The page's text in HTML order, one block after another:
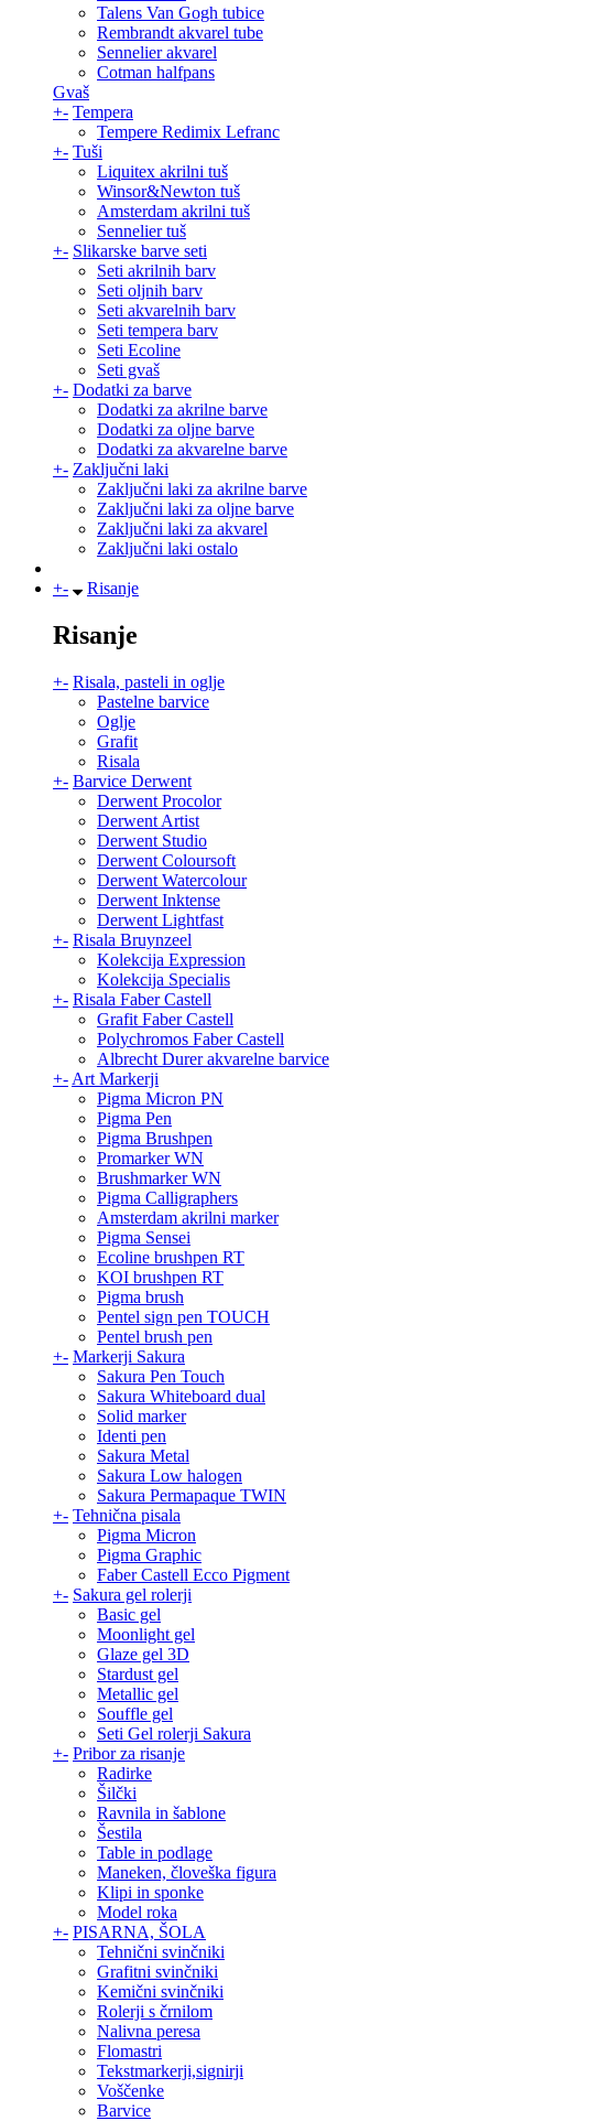
Talens Van Gogh tubice
Rembrandt akvarel tube
Sennelier akvarel
Cotman halfpans
Gvaš
+- Tempera
Tempere Redimix Lefranc
+- Tuši
Liquitex akrilni tuš
Winsor&Newton tuš
Amsterdam akrilni tuš
Sennelier tuš
+- Slikarske barve seti
Seti akrilnih barv
Seti oljnih barv
Seti akvarelnih barv
Seti tempera barv
Seti Ecoline
Seti gvaš
+- Dodatki za barve
Dodatki za akrilne barve
Dodatki za oljne barve
Dodatki za akvarelne barve
+- Zaključni laki
Zaključni laki za akrilne barve
Zaključni laki za oljne barve
Zaključni laki za akvarel
Zaključni laki ostalo
+- Risanje
Risanje
+- Risala, pasteli in oglje
Pastelne barvice
Oglje
Grafit
Risala
+- Barvice Derwent
Derwent Procolor
Derwent Artist
Derwent Studio
Derwent Coloursoft
Derwent Watercolour
Derwent Inktense
Derwent Lightfast
+- Risala Bruynzeel
Kolekcija Expression
Kolekcija Specialis
+- Risala Faber Castell
Grafit Faber Castell
Polychromos Faber Castell
Albrecht Durer akvarelne barvice
+- Art Markerji
Pigma Micron PN
Pigma Pen
Pigma Brushpen
Promarker WN
Brushmarker WN
Pigma Calligraphers
Amsterdam akrilni marker
Pigma Sensei
Ecoline brushpen RT
KOI brushpen RT
Pigma brush
Pentel sign pen TOUCH
Pentel brush pen
+- Markerji Sakura
Sakura Pen Touch
Sakura Whiteboard dual
Solid marker
Identi pen
Sakura Metal
Sakura Low halogen
Sakura Permapaque TWIN
+- Tehnična pisala
Pigma Micron
Pigma Graphic
Faber Castell Ecco Pigment
+- Sakura gel rolerji
Basic gel
Moonlight gel
Glaze gel 3D
Stardust gel
Metallic gel
Souffle gel
Seti Gel rolerji Sakura
+- Pribor za risanje
Radirke
Šilčki
Ravnila in šablone
Šestila
Table in podlage
Maneken, človeška figura
Klipi in sponke
Model roka
+- PISARNA, ŠOLA
Tehnični svinčniki
Grafitni svinčniki
Kemični svinčniki
Rolerji s črnilom
Nalivna peresa
Flomastri
Tekstmarkerji,signirji
Voščenke
Barvice